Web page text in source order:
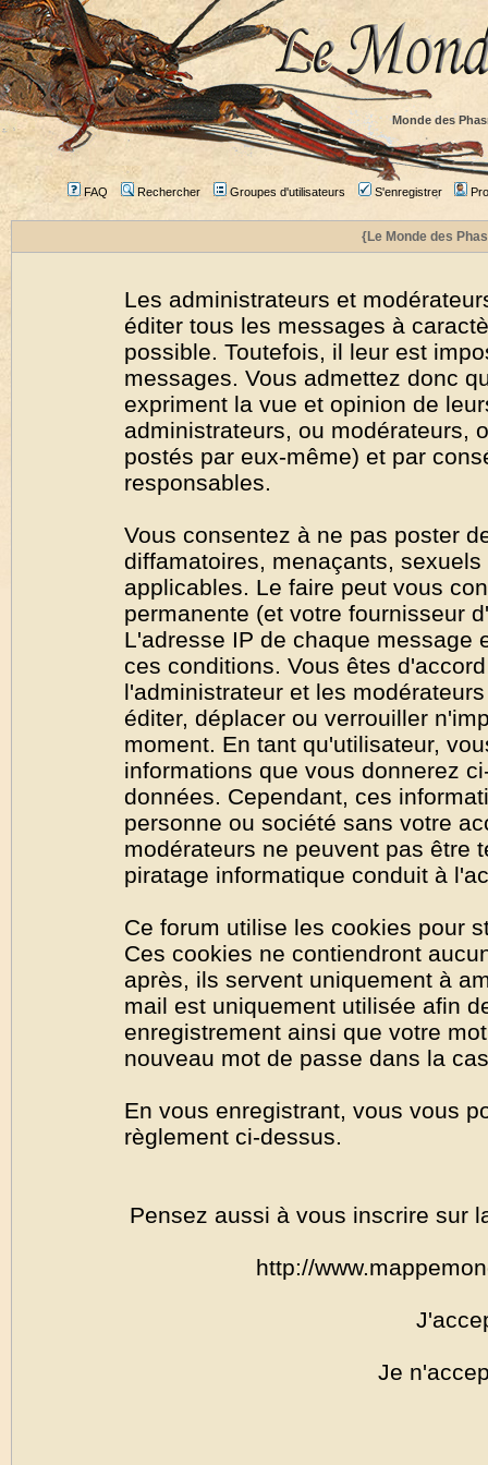
Monde des
FAQ Rechercher Groupes d'utilisateurs S'enregistrer
{Le Monde des
Les administrateurs et
éditer tous les messages à
possible. Toutefois, il leur est
messages. Vous admettez donc
expriment la vue et opinion de
administrateurs, ou modérateurs,
postés par eux-même) et par
responsables.
Vous consentez à ne pas poster
diffamatoires, menaçants,
applicables. Le faire peut vous
permanente (et votre fournisseur
L'adresse IP de chaque message
ces conditions. Vous êtes
l'administrateur et les
éditer, déplacer ou verrouiller
moment. En tant qu'utilisateur,
informations que vous donnerez
données. Cependant, ces
personne ou société sans votre
modérateurs ne peuvent pas être
piratage informatique conduit à
Ce forum utilise les cookies pour
Ces cookies ne contiendront
après, ils servent uniquement à
mail est uniquement utilisée afin
enregistrement ainsi que votre
nouveau mot de passe dans la
En vous enregistrant, vous vous
règlement ci-dessus.
Pensez aussi à vous inscrire sur
http://
Je